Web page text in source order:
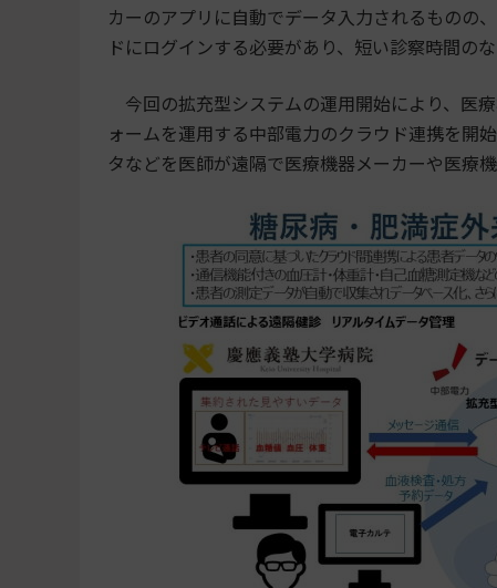
カーのアプリに自動でデータ入力されるものの
ドにログインする必要があり、短い診察時間の
今回の拡充型システムの運用開始により、医
ォームを運用する中部電力のクラウド連携を開
タなどを医師が遠隔で医療機器メーカーや医療